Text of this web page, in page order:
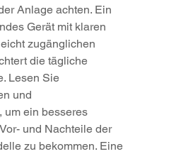
Anlage achten. Ein
Gerät mit klaren
zugänglichen
die tägliche
Lesen Sie
und
um ein besseres
und Nachteile der
zu bekommen. Eine